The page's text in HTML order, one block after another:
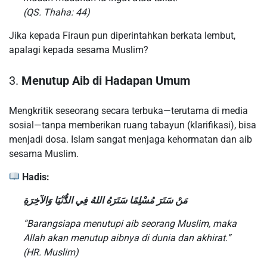
(QS. Thaha: 44)
Jika kepada Firaun pun diperintahkan berkata lembut,
apalagi kepada sesama Muslim?
3. Menutup Aib di Hadapan Umum
Mengkritik seseorang secara terbuka—terutama di media
sosial—tanpa memberikan ruang tabayun (klarifikasi), bisa
menjadi dosa. Islam sangat menjaga kehormatan dan aib
sesama Muslim.
Hadis:
مَنْ سَتَرَ مُسْلِمًا سَتَرَهُ اللهُ فِي الدُّنْيَا وَالآخِرَةِ
“Barangsiapa menutupi aib seorang Muslim, maka
Allah akan menutup aibnya di dunia dan akhirat.”
(HR. Muslim)